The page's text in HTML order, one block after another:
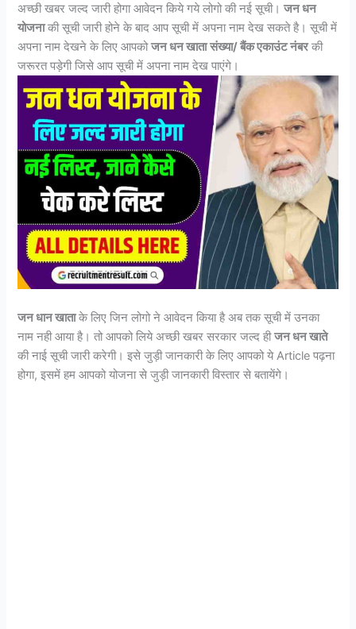
अच्छी खबर जल्द जारी होगा आवेदन किये गये लोगो की नई सूची।जन धन
योजनाकी सूची जारी होने के बाद आप सूची में अपना नाम देख सकते है। सूची में
अपना नाम देखने के लिए आपकोजन धन खाता संख्या/ बैंक एकाउंट नंबरकी
जरूरत पड़ेगी जिसे आप सूची में अपना नाम देख पाएंगे।
जन धान खाताके लिए जिन लोगो ने आवेदन किया है अब तक सूची में उनका
नाम नही आया है। तो आपको लिये अच्छी खबर सरकार जल्द हीजन धन खाते
की नाई सूची जारी करेगी। इसे जुड़ी जानकारी के लिए आपको ये Article पढ़ना
होगा, इसमें हम आपको योजना से जुड़ी जानकारी विस्तार से बतायेंगे।